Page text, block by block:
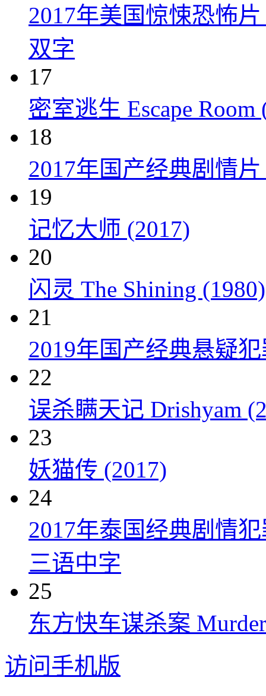
2017年美国惊悚恐怖
双字
17
密室逃生 Escape Room
18
2017年国产经典剧情
19
记忆大师 (2017)
20
闪灵 The Shining (1980)
21
2019年国产经典悬疑
22
误杀瞒天记 Drishyam
23
妖猫传 (2017)
24
2017年泰国经典剧情
三语中字
25
东方快车谋杀案
访问手机版